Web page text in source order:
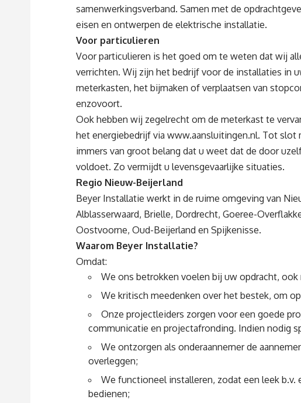
samenwerkingsverband. Samen met de
eisen en ontwerpen de elektrische installatie.
Voor particulieren
Voor particulieren is het goed om te weten dat wij
verrichten. Wij zijn het bedrijf voor de installaties in
meterkasten, het bijmaken of verplaatsen van
enzovoort.
Ook hebben wij zegelrecht om de meterkast te
het energiebedrijf via www.aansluitingen.nl. Tot slot
immers van groot belang dat u weet dat de door
voldoet. Zo vermijdt u levensgevaarlijke situaties.
Regio Nieuw-Beijerland
Beyer Installatie werkt in de ruime omgeving van
Alblasserwaard, Brielle, Dordrecht, Goeree-
Oostvoorne, Oud-Beijerland en Spijkenisse.
Waarom Beyer Installatie?
Omdat:
We ons betrokken voelen bij uw opdracht, ook
We kritisch meedenken over het bestek, om
Onze projectleiders zorgen voor een goede
communicatie en projectafronding. Indien nodig
We ontzorgen als onderaannemer de
overleggen;
We functioneel installeren, zodat een leek
bedienen;